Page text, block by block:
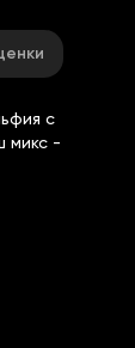
с
микс -